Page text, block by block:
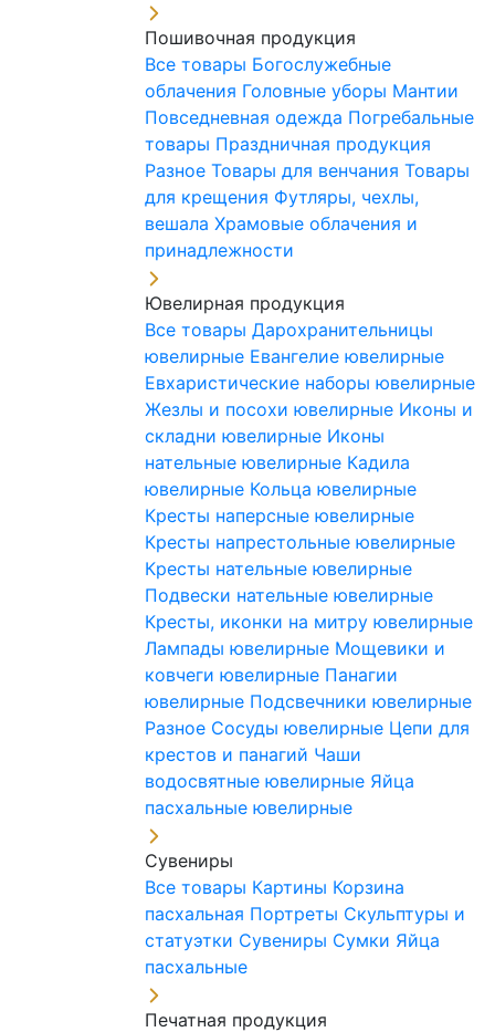
Пошивочная продукция
Все товары Богослужебные
облачения Головные уборы Мантии
Повседневная одежда Погребальные
товары Праздничная продукция
Разное Товары для венчания Товары
для крещения Футляры, чехлы,
вешала Храмовые облачения и
принадлежности
Ювелирная продукция
Все товары Дарохранительницы
ювелирные Евангелие ювелирные
Евхаристические наборы ювелирные
Жезлы и посохи ювелирные Иконы и
складни ювелирные Иконы
нательные ювелирные Кадила
ювелирные Кольца ювелирные
Кресты наперсные ювелирные
Кресты напрестольные ювелирные
Кресты нательные ювелирные
Подвески нательные ювелирные
Кресты, иконки на митру ювелирные
Лампады ювелирные Мощевики и
ковчеги ювелирные Панагии
ювелирные Подсвечники ювелирные
Разное Сосуды ювелирные Цепи для
крестов и панагий Чаши
водосвятные ювелирные Яйца
пасхальные ювелирные
Сувениры
Все товары Картины Корзина
пасхальная Портреты Скульптуры и
статуэтки Сувениры Сумки Яйца
пасхальные
Печатная продукция